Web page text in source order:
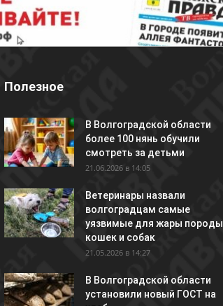
Полезное
В Волгоградской области
более 100 нянь обучили
смотреть за детьми
21.06.2026 в 14:05
Ветеринары назвали
волгоградцам самые
уязвимые для жары породы
кошек и собак
21.05.2026 в 14:27
В Волгоградской области
установили новый ГОСТ на